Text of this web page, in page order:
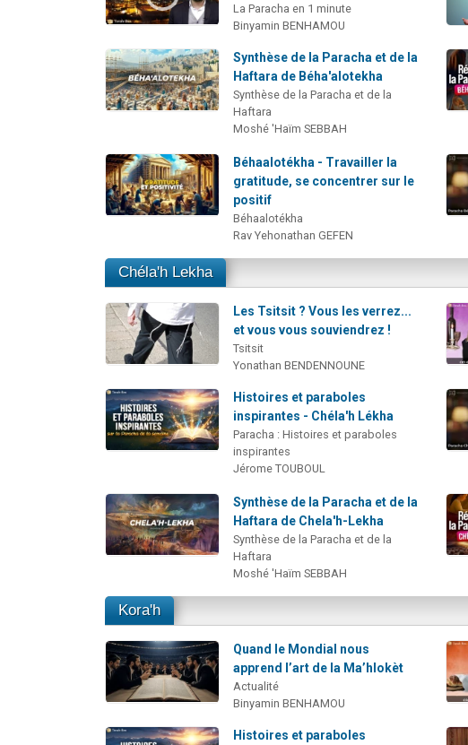
La Paracha en 1 minute
Binyamin BENHAMOU
Synthèse de la Paracha et de la
Haftara de Béha'alotekha
Synthèse de la Paracha et de la
Haftara
Moshé 'Haïm SEBBAH
Béhaalotékha - Travailler la
gratitude, se concentrer sur le
positif
Béhaalotékha
Rav Yehonathan GEFEN
Chéla'h Lekha
Les Tsitsit ? Vous les verrez...
et vous vous souviendrez !
Tsitsit
Yonathan BENDENNOUNE
Histoires et paraboles
inspirantes - Chéla'h Lékha
Paracha : Histoires et paraboles
inspirantes
Jérome TOUBOUL
Synthèse de la Paracha et de la
Haftara de Chela'h-Lekha
Synthèse de la Paracha et de la
Haftara
Moshé 'Haïm SEBBAH
Kora'h
Quand le Mondial nous
apprend l’art de la Ma’hlokèt
Actualité
Binyamin BENHAMOU
Histoires et paraboles